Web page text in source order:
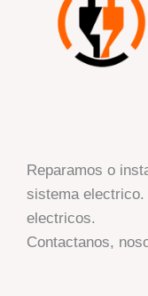
Reparamos o
sistema
electricos.
Contactanos,